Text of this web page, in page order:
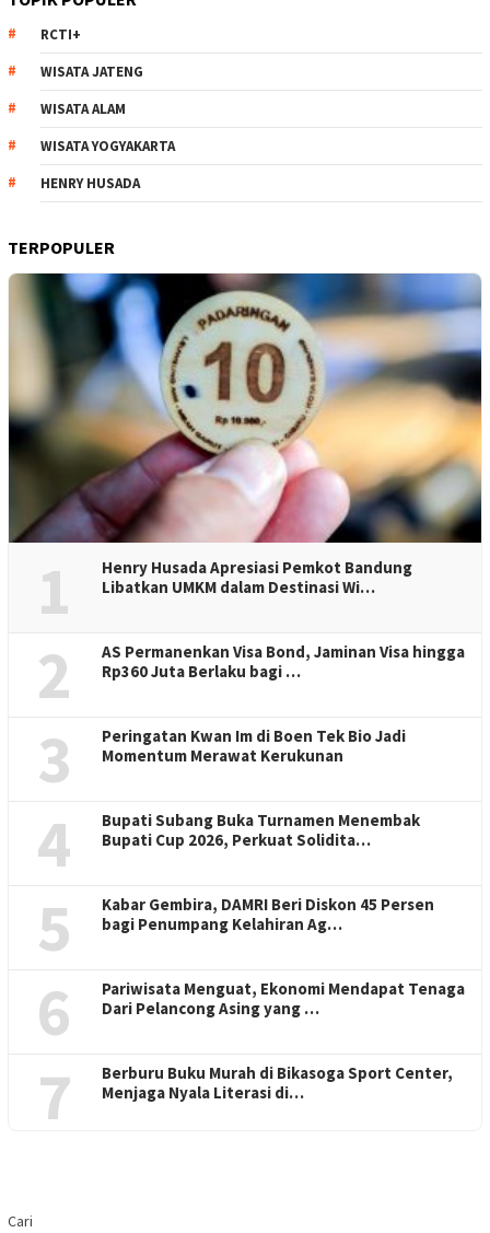
RCTI+
WISATA JATENG
WISATA ALAM
WISATA YOGYAKARTA
HENRY HUSADA
TERPOPULER
1
Henry Husada Apresiasi Pemkot Bandung
Libatkan UMKM dalam Destinasi Wi…
2
AS Permanenkan Visa Bond, Jaminan Visa hingga
Rp360 Juta Berlaku bagi …
3
Peringatan Kwan Im di Boen Tek Bio Jadi
Momentum Merawat Kerukunan
4
Bupati Subang Buka Turnamen Menembak
Bupati Cup 2026, Perkuat Solidita…
5
Kabar Gembira, DAMRI Beri Diskon 45 Persen
bagi Penumpang Kelahiran Ag…
6
Pariwisata Menguat, Ekonomi Mendapat Tenaga
Dari Pelancong Asing yang …
7
Berburu Buku Murah di Bikasoga Sport Center,
Menjaga Nyala Literasi di…
Cari